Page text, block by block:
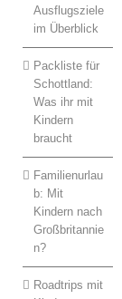
Ausflugsziele
im Überblick
Packliste für
Schottland:
Was ihr mit
Kindern
braucht
Familienurlau
b: Mit
Kindern nach
Großbritannie
n?
Roadtrips mit